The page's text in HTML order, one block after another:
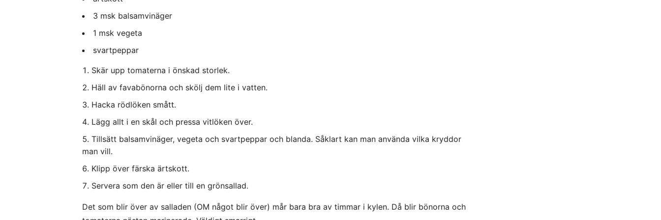
3 msk balsamvinäger
1 msk vegeta
svartpeppar
Skär upp tomaterna i önskad storlek.
Häll av favabönorna och skölj dem lite i vatten.
Hacka rödlöken smått.
Lägg allt i en skål och pressa vitlöken över.
Tillsätt balsamvinäger, vegeta och svartpeppar och blanda. Såklart kan man använda vilka kryddor
man vill.
Klipp över färska ärtskott.
Servera som den är eller till en grönsallad.
Det som blir över av salladen (OM något blir över) mår bara bra av timmar i kylen. Då blir bönorna och